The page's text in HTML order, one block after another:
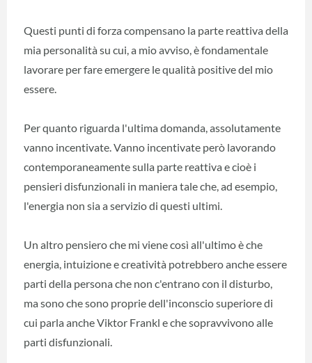
Questi punti di forza compensano la parte reattiva della
mia personalità su cui, a mio avviso, è fondamentale
lavorare per fare emergere le qualità positive del mio
essere.
Per quanto riguarda l'ultima domanda, assolutamente
vanno incentivate. Vanno incentivate però lavorando
contemporaneamente sulla parte reattiva e cioè i
pensieri disfunzionali in maniera tale che, ad esempio,
l'energia non sia a servizio di questi ultimi.
Un altro pensiero che mi viene così all'ultimo è che
energia, intuizione e creatività potrebbero anche essere
parti della persona che non c'entrano con il disturbo,
ma sono che sono proprie dell'inconscio superiore di
cui parla anche Viktor Frankl e che sopravvivono alle
parti disfunzionali.